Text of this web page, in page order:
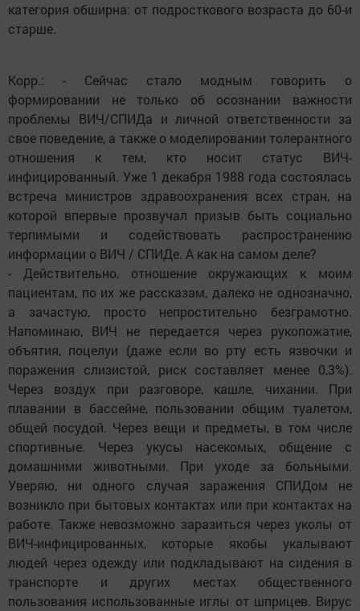
категория обширна: от подросткового возраста до 60-и
старше.
Корр.: - Сейчас стало модным говорить о
формировании не только об осознании важности
проблемы ВИЧ/СПИДа и личной ответственности за
свое поведение, а также о моделировании толерантного
отношения к тем, кто носит статус ВИЧ-
инфицированный. Уже 1 декабря 1988 года состоялась
встреча министров здравоохранения всех стран, на
которой впервые прозвучал призыв быть социально
терпимыми и содействовать распространению
информации о ВИЧ / СПИДе. А как на самом деле?
- Действительно, отношение окружающих к моим
пациентам, по их же рассказам, далеко не однозначно,
а зачастую, просто непростительно безграмотно.
Напоминаю, ВИЧ не передается через рукопожатие,
объятия, поцелуи (даже если во рту есть язвочки и
поражения слизистой, риск составляет менее 0,3%).
Через воздух при разговоре, кашле, чихании. При
плавании в бассейне, пользовании общим туалетом,
общей посудой. Через вещи и предметы, в том числе
спортивные. Через укусы насекомых, общение с
домашними животными. При уходе за больными.
Уверяю, ни одного случая заражения СПИДом не
возникло при бытовых контактах или при контактах на
работе. Также невозможно заразиться через уколы от
ВИЧ-инфицированных, которые якобы укалывают
людей через одежду или подкладывают на сидения в
транспорте и других местах общественного
пользования использованные иглы от шприцев. Вирус